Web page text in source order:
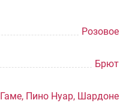
Розовое
Брют
Гаме, Пино Нуар, Шардоне